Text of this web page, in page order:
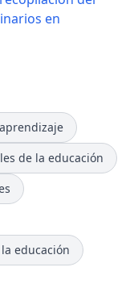
en
de la educación
educación